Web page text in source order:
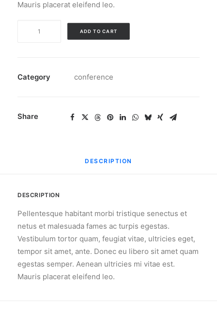
Mauris placerat eleifend leo.
ADD TO CART
Category conference
Share
DESCRIPTION
DESCRIPTION
Pellentesque habitant morbi tristique senectus et
netus et malesuada fames ac turpis egestas.
Vestibulum tortor quam, feugiat vitae, ultricies eget,
tempor sit amet, ante. Donec eu libero sit amet quam
egestas semper. Aenean ultricies mi vitae est.
Mauris placerat eleifend leo.